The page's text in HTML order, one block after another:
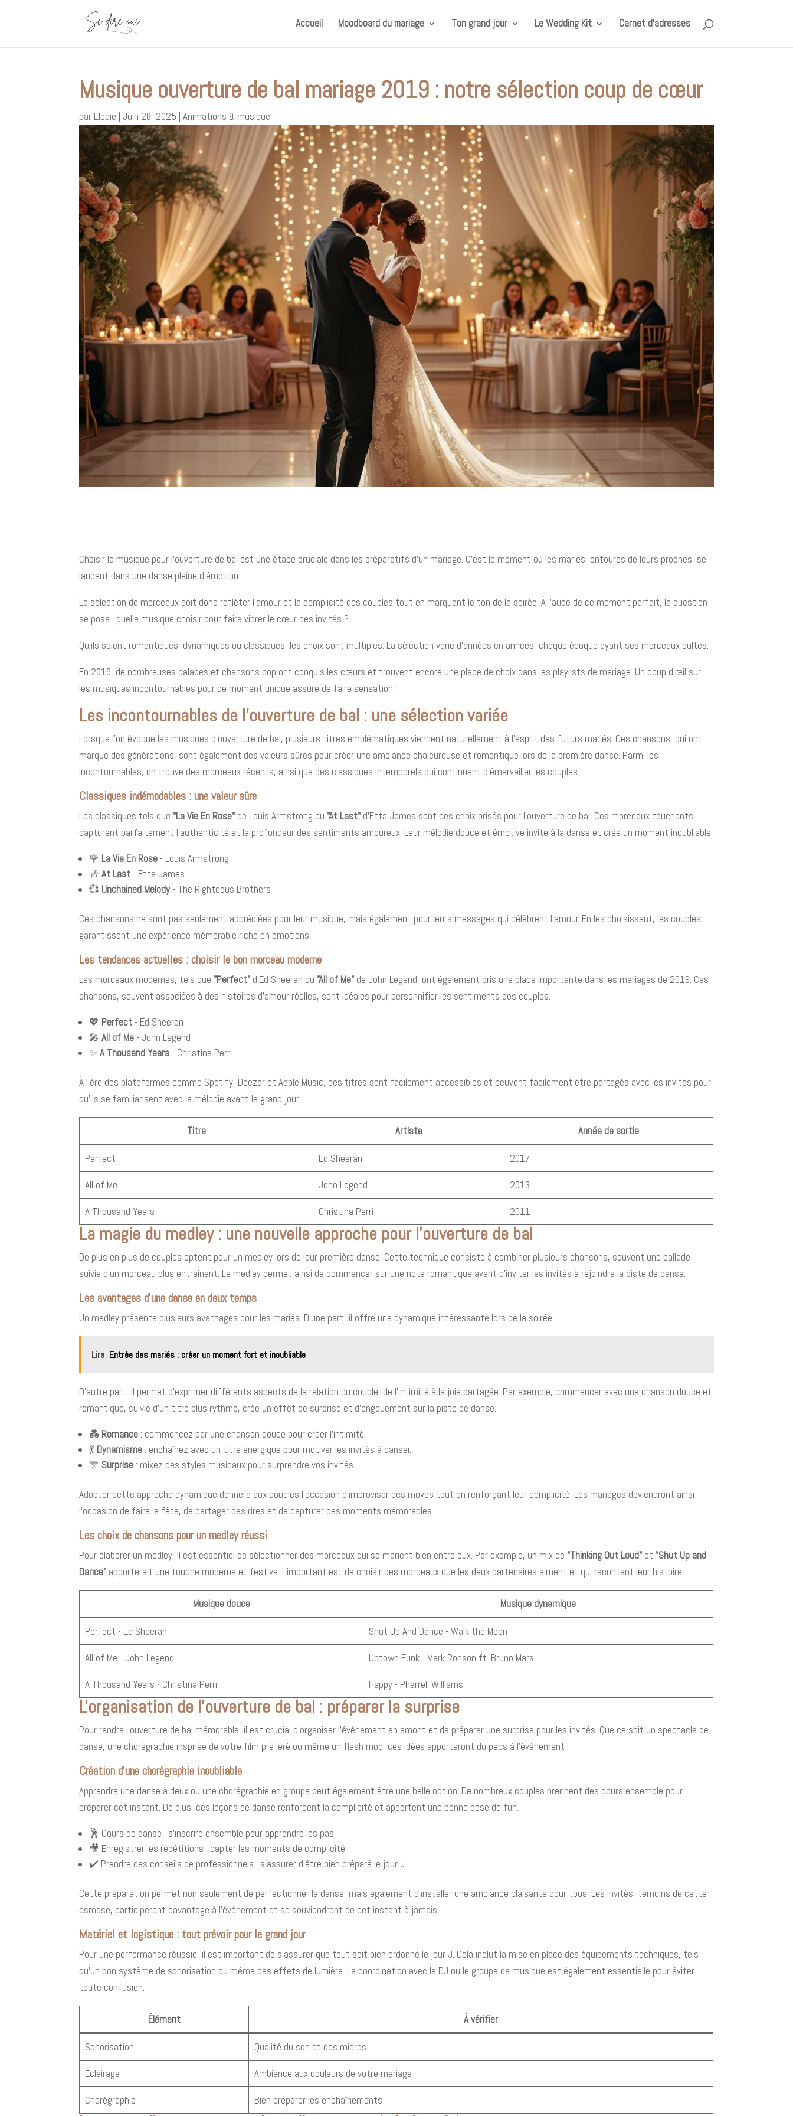
Accueil Moodboard du mariage Ton grand jour Le Wedding Kit Carnet d’adresses
Musique ouverture de bal mariage 2019 : notre sélection coup de cœur
par Elodie | Juin 28, 2025 |Animations & musique
Choisir la musique pour l'ouverture de bal est une étape cruciale dans les préparatifs d'un mariage. C'est le moment où les mariés, entourés de leurs proches, se
lancent dans une danse pleine d'émotion.
La sélection de morceaux doit donc refléter l'amour et la complicité des couples tout en marquant le ton de la soirée. À l'aube de ce moment parfait, la question
se pose : quelle musique choisir pour faire vibrer le cœur des invités ?
Qu'ils soient romantiques, dynamiques ou classiques, les choix sont multiples. La sélection varie d'années en années, chaque époque ayant ses morceaux cultes.
En 2019, de nombreuses balades et chansons pop ont conquis les cœurs et trouvent encore une place de choix dans les playlists de mariage. Un coup d'œil sur
les musiques incontournables pour ce moment unique assure de faire sensation !
Les incontournables de l'ouverture de bal : une sélection variée
Lorsque l'on évoque les musiques d'ouverture de bal, plusieurs titres emblématiques viennent naturellement à l'esprit des futurs mariés. Ces chansons, qui ont
marqué des générations, sont également des valeurs sûres pour créer une ambiance chaleureuse et romantique lors de la première danse. Parmi les
incontournables, on trouve des morceaux récents, ainsi que des classiques intemporels qui continuent d'émerveiller les couples.
Classiques indémodables : une valeur sûre
Les classiques tels que "La Vie En Rose" de Louis Armstrong ou "At Last" d'Etta James sont des choix prisés pour l'ouverture de bal. Ces morceaux touchants
capturent parfaitement l'authenticité et la profondeur des sentiments amoureux. Leur mélodie douce et émotive invite à la danse et crée un moment inoubliable.
🌹 La Vie En Rose - Louis Armstrong
🎶At Last - Etta James
💞 Unchained Melody- The Righteous Brothers
Ces chansons ne sont pas seulement appréciées pour leur musique, mais également pour leurs messages qui célèbrent l'amour. En les choisissant, les couples
garantissent une expérience mémorable riche en émotions.
Les tendances actuelles : choisir le bon morceau moderne
Les morceaux modernes, tels que "Perfect" d'Ed Sheeran ou "All of Me" de John Legend, ont également pris une place importante dans les mariages de 2019. Ces
chansons, souvent associées à des histoires d'amour réelles, sont idéales pour personnifier les sentiments des couples.
💖 Perfect - Ed Sheeran
🎤All of Me - John Legend
✨A Thousand Years - Christina Perri
À l'ère des plateformes comme Spotify, Deezer et Apple Music, ces titres sont facilement accessibles et peuvent facilement être partagés avec les invités pour
qu'ils se familiarisent avec la mélodie avant le grand jour.
Titre Artiste Année de sortie
Perfect Ed Sheeran 2017
All of Me John Legend 2013
A Thousand Years Christina Perri 2011
La magie du medley : une nouvelle approche pour l'ouverture de bal
De plus en plus de couples optent pour un medley lors de leur première danse. Cette technique consiste à combiner plusieurs chansons, souvent une ballade
suivie d'un morceau plus entraînant. Le medley permet ainsi de commencer sur une note romantique avant d'inviter les invités à rejoindre la piste de danse.
Les avantages d'une danse en deux temps
Un medley présente plusieurs avantages pour les mariés. D'une part, il offre une dynamique intéressante lors de la soirée.
Lire Entrée des mariés : créer un moment fort et inoubliable
D'autre part, il permet d'exprimer différents aspects de la relation du couple, de l'intimité à la joie partagée. Par exemple, commencer avec une chanson douce et
romantique, suivie d'un titre plus rythmé, crée un effet de surprise et d'engouement sur la piste de danse.
💑 Romance : commencez par une chanson douce pour créer l'intimité.
💃 Dynamisme : enchaînez avec un titre énergique pour motiver les invités à danser.
🎊 Surprise : mixez des styles musicaux pour surprendre vos invités.
Adopter cette approche dynamique donnera aux couples l'occasion d'improviser des moves tout en renforçant leur complicité. Les mariages deviendront ainsi
l'occasion de faire la fête, de partager des rires et de capturer des moments mémorables.
Les choix de chansons pour un medley réussi
Pour élaborer un medley, il est essentiel de sélectionner des morceaux qui se marient bien entre eux. Par exemple, un mix de "Thinking Out Loud" et "Shut Up and
Dance" apporterait une touche moderne et festive. L'important est de choisir des morceaux que les deux partenaires aiment et qui racontent leur histoire.
Musique douce Musique dynamique
Perfect - Ed Sheeran Shut Up And Dance - Walk the Moon
All of Me - John Legend Uptown Funk - Mark Ronson ft. Bruno Mars
A Thousand Years - Christina Perri Happy - Pharrell Williams
L'organisation de l'ouverture de bal : préparer la surprise
Pour rendre l'ouverture de bal mémorable, il est crucial d'organiser l'événement en amont et de préparer une surprise pour les invités. Que ce soit un spectacle de
danse, une chorégraphie inspirée de votre film préféré ou même un flash mob, ces idées apporteront du peps à l'événement !
Création d'une chorégraphie inoubliable
Apprendre une danse à deux ou une chorégraphie en groupe peut également être une belle option. De nombreux couples prennent des cours ensemble pour
préparer cet instant. De plus, ces leçons de danse renforcent la complicité et apportent une bonne dose de fun.
🕺 Cours de danse : s'inscrire ensemble pour apprendre les pas.
🎥 Enregistrer les répétitions : capter les moments de complicité.
✔️ Prendre des conseils de professionnels : s'assurer d'être bien préparé le jour J.
Cette préparation permet non seulement de perfectionner la danse, mais également d'installer une ambiance plaisante pour tous. Les invités, témoins de cette
osmose, participeront davantage à l'événement et se souviendront de cet instant à jamais.
Matériel et logistique : tout prévoir pour le grand jour
Pour une performance réussie, il est important de s’assurer que tout soit bien ordonné le jour J. Cela inclut la mise en place des équipements techniques, tels
qu'un bon système de sonorisation ou même des effets de lumière. La coordination avec le DJ ou le groupe de musique est également essentielle pour éviter
toute confusion.
Élément À vérifier
Sonorisation Qualité du son et des micros
Éclairage Ambiance aux couleurs de votre mariage
Chorégraphie Bien préparer les enchaînements